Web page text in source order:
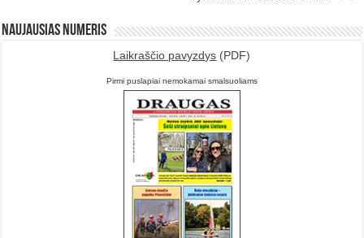
Naujausias numeris
Laikraščio pavyzdys (PDF)
Pirmi puslapiai nemokamai smalsuoliams